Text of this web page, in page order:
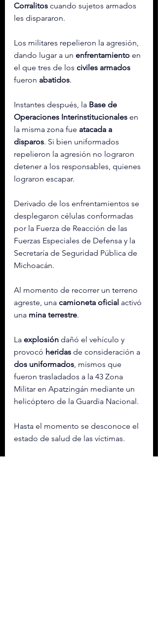
Corralitos cuando sujetos armados
les dispararon.
Los militares repelieron la agresión,
dando lugar a un enfrentamiento en
el que tres de los civiles armados
fueron abatidos.
Instantes después, la Base de
Operaciones Interinstitucionales en
la misma zona fue atacada a
disparos. Si bien uniformados
repelieron la agresión no lograron
detener a los responsables, quienes
lograron escapar.
Derivado de los enfrentamientos se
desplegaron células conformadas
por la Fuerza de Reacción de las
Fuerzas Especiales de Defensa y la
Secretaría de Seguridad Pública de
Michoacán.
Al momento de recorrer un terreno
agreste, una camioneta oficial activó
una mina terrestre.
La explosión dañó el vehículo y
provocó heridas de consideración a
dos uniformados, mismos que
fueron trasladados a la 43 Zona
Militar en Apatzingán mediante un
helicóptero de la Guardia Nacional.
Hasta el momento se desconoce el
estado de salud de las víctimas.